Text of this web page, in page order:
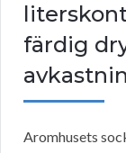
färdig
Aromhusets